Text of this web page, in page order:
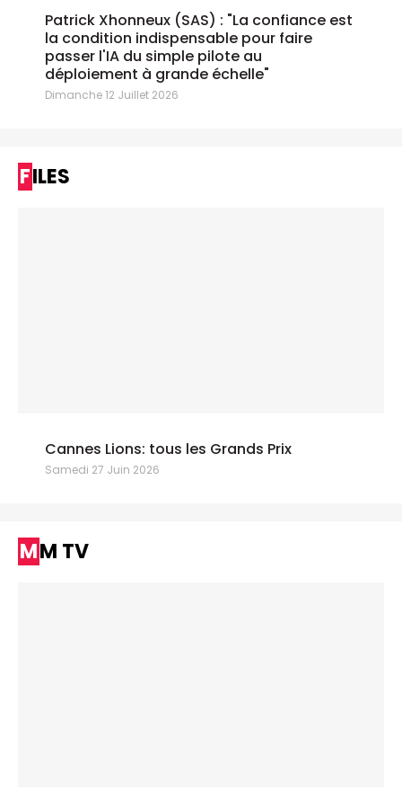
Patrick Xhonneux (SAS) : "La confiance est
la condition indispensable pour faire
passer l'IA du simple pilote au
déploiement à grande échelle"
Dimanche 12 Juillet 2026
FILES
Cannes Lions: tous les Grands Prix
Samedi 27 Juin 2026
MM TV